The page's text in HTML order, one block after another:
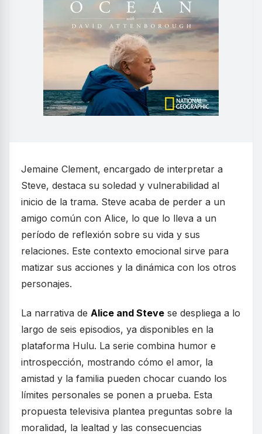
Jemaine Clement, encargado de interpretar a
Steve, destaca su soledad y vulnerabilidad al
inicio de la trama. Steve acaba de perder a un
amigo común con Alice, lo que lo lleva a un
período de reflexión sobre su vida y sus
relaciones. Este contexto emocional sirve para
matizar sus acciones y la dinámica con los otros
personajes.
La narrativa de Alice and Steve se despliega a lo
largo de seis episodios, ya disponibles en la
plataforma Hulu. La serie combina humor e
introspección, mostrando cómo el amor, la
amistad y la familia pueden chocar cuando los
límites personales se ponen a prueba. Esta
propuesta televisiva plantea preguntas sobre la
moralidad, la lealtad y las consecuencias